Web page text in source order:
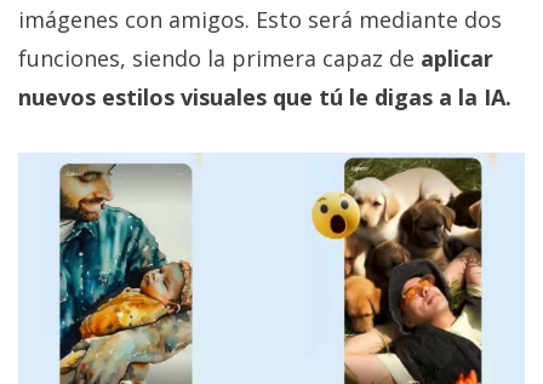
imágenes con amigos. Esto será mediante dos
funciones, siendo la primera capaz de aplicar
nuevos estilos visuales que tú le digas a la IA.